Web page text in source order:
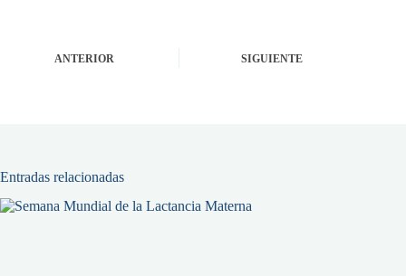
ANTERIOR SIGUIENTE
Entradas relacionadas